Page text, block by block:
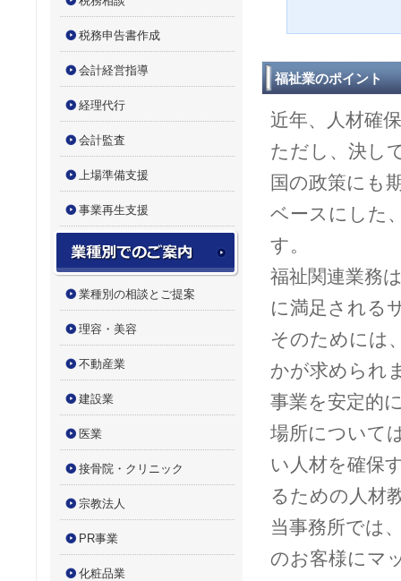
税務申告書作成
会計経営指導
経理代行
会計監査
上場準備支援
事業再生支援
業種別でのご案内
業種別の相談とご提案
理容・美容
不動産業
建設業
医業
接骨院・クリニック
宗教法人
PR事業
化粧品業
福祉業のポイント
近年、人材確
ただし、決し
国の政策にも
ベースにした
す。
福祉関連業務
に満足される
そのためには
かが求められ
事業を安定的
場所について
い人材を確保
るための人材
当事務所では
のお客様にマ